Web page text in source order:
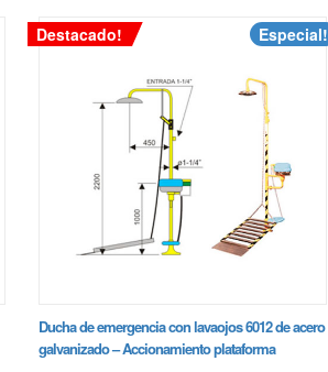
Especial!
Destacado!
Ducha de emergencia con lavaojos 6012 de acero
galvanizado – Accionamiento plataforma